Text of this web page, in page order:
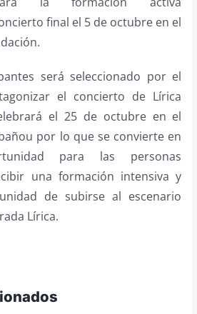
final el 5 de octubre en el
será seleccionado por el
el concierto de Lírica
el 25 de octubre en el
por lo que se convierte en
para las personas
una formación intensiva y
de subirse al escenario
Lírica.